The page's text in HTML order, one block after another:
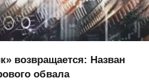
возвращается: Назван
обвала